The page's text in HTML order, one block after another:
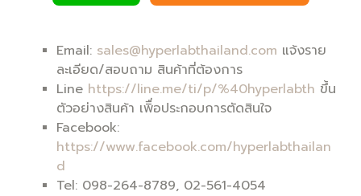
Email: sales@hyperlabthailand.com แจ้งราย
ละเอียด/สอบถาม สินค้าที่ต้องการ
Line https://line.me/ti/p/%40hyperlabth ขึ้น
ตัวอย่างสินค้า เพิื่อประกอบการตัดสินใจ
Facebook:
https://www.facebook.com/hyperlabthailan
d
Tel: 098-264-8789, 02-561-4054